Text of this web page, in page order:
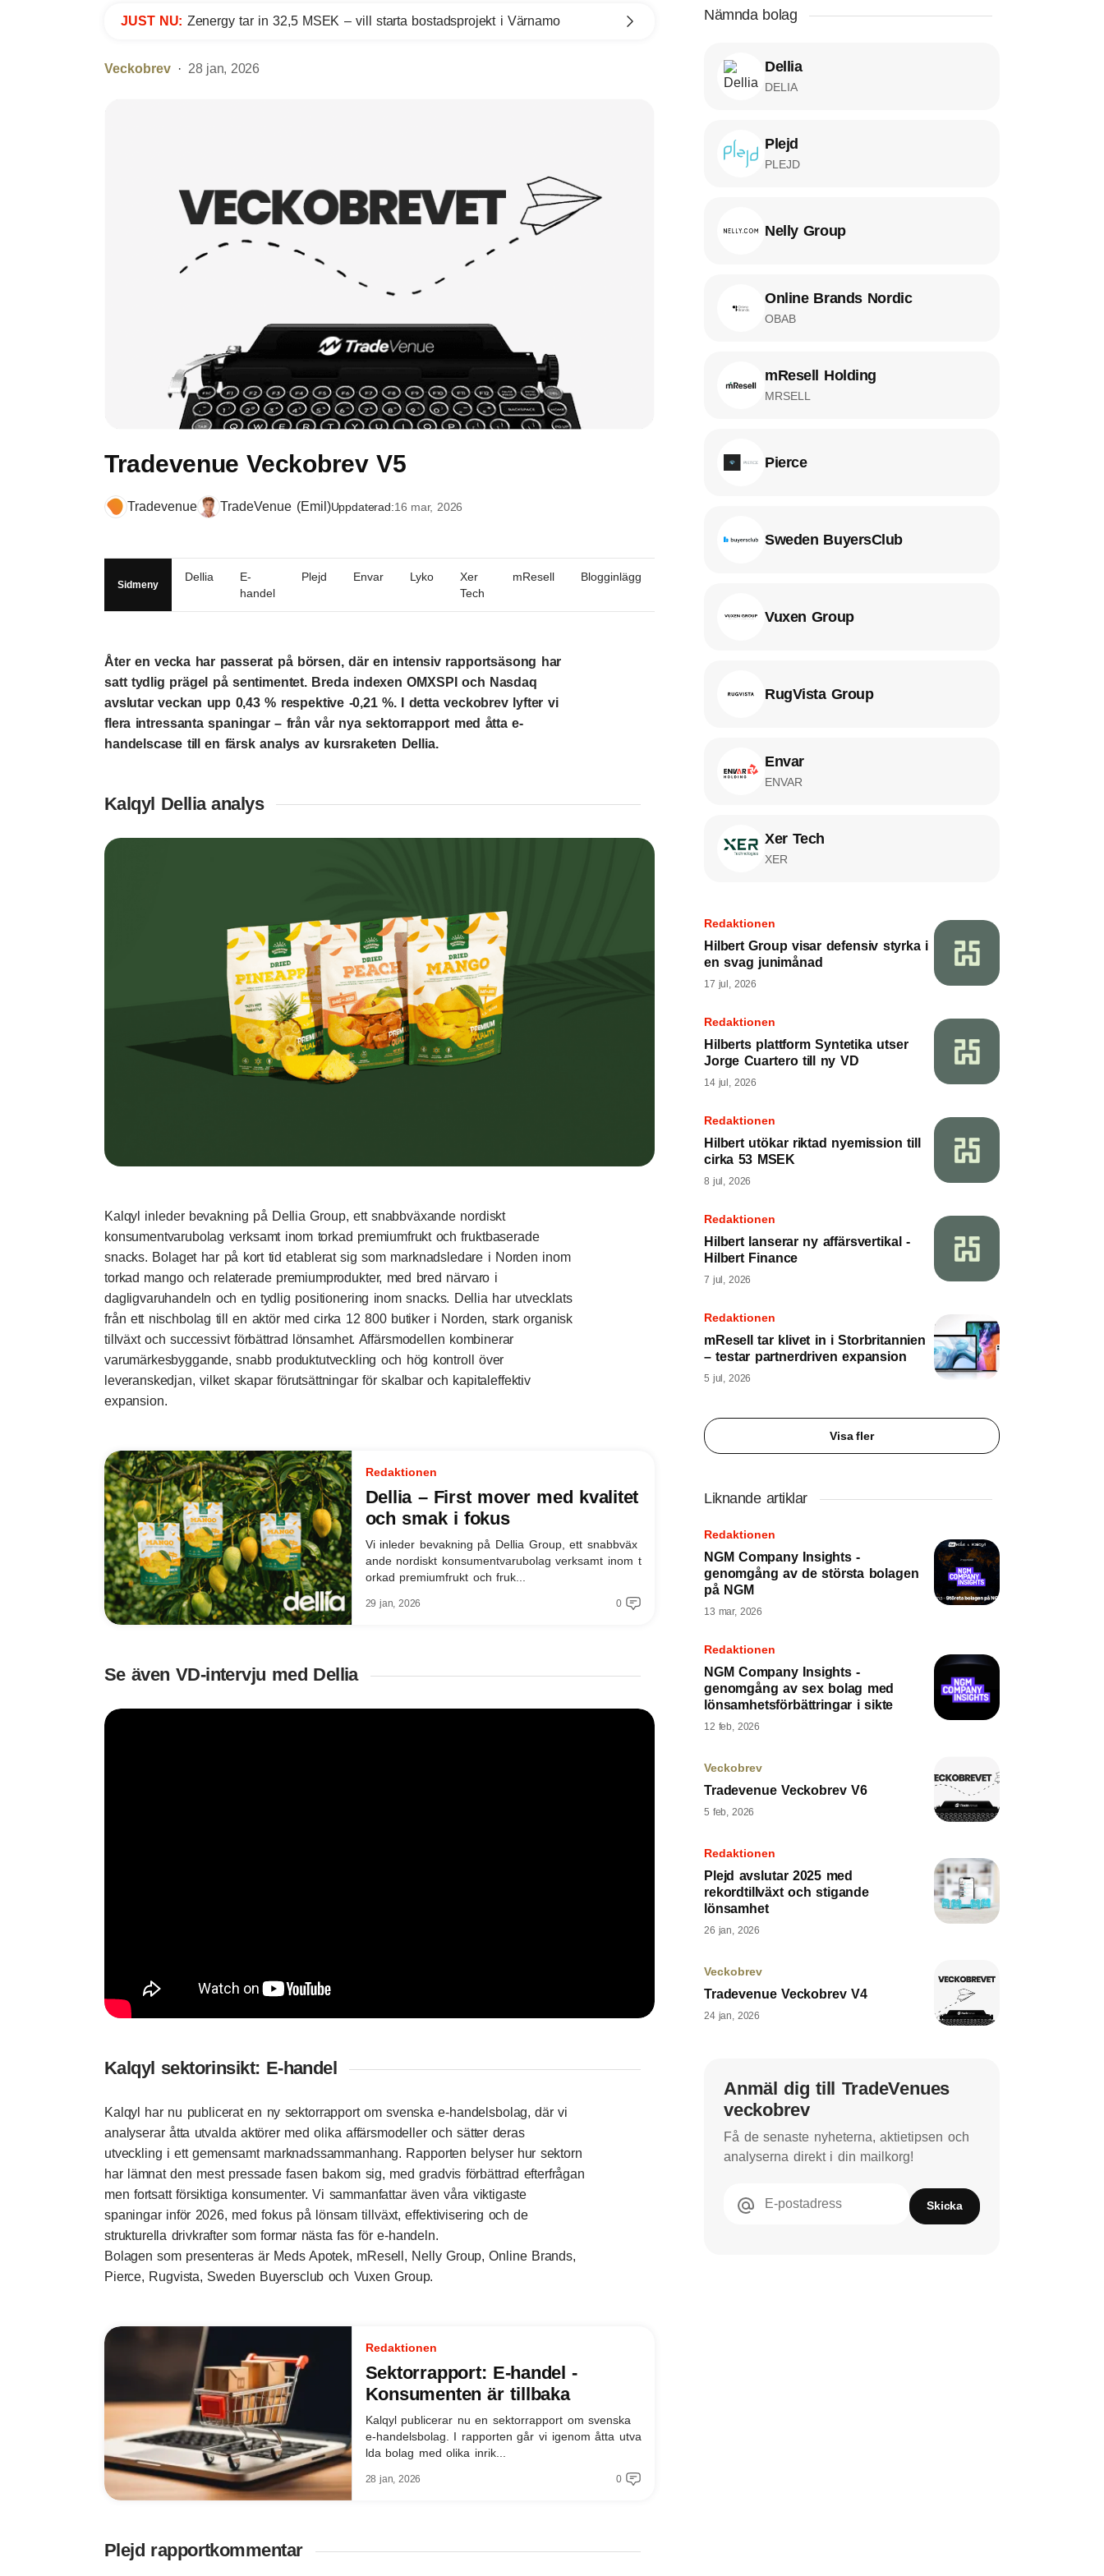
JUST NU: Zenergy tar in 32,5 MSEK – vill starta bostadsprojekt i Värnamo
Veckobrev 28 jan, 2026
Tradevenue Veckobrev V5
Tradevenue TradeVenue (Emil)Uppdaterad:16 mar, 2026
Sidmeny
Dellia
E-
handel
Plejd Envar Lyko
Xer
Tech
mResell Blogginlägg
Åter en vecka har passerat på börsen, där en intensiv rapportsäsong har
satt tydlig prägel på sentimentet. Breda indexen OMXSPI och Nasdaq
avslutar veckan upp 0,43 % respektive -0,21 %. I detta veckobrev lyfter vi
flera intressanta spaningar – från vår nya sektorrapport med åtta e-
handelscase till en färsk analys av kursraketen Dellia.
Kalqyl Dellia analys
Kalqyl inleder bevakning på Dellia Group, ett snabbväxande nordiskt
konsumentvarubolag verksamt inom torkad premiumfrukt och fruktbaserade
snacks. Bolaget har på kort tid etablerat sig som marknadsledare i Norden inom
torkad mango och relaterade premiumprodukter, med bred närvaro i
dagligvaruhandeln och en tydlig positionering inom snacks. Dellia har utvecklats
från ett nischbolag till en aktör med cirka 12 800 butiker i Norden, stark organisk
tillväxt och successivt förbättrad lönsamhet. Affärsmodellen kombinerar
varumärkesbyggande, snabb produktutveckling och hög kontroll över
leveranskedjan, vilket skapar förutsättningar för skalbar och kapitaleffektiv
expansion.
Redaktionen
Dellia – First mover med kvalitet
och smak i fokus
Vi inleder bevakning på Dellia Group, ett snabbväx
ande nordiskt konsumentvarubolag verksamt inom t
orkad premiumfrukt och fruk...
29 jan, 2026 0
Se även VD-intervju med Dellia
Kalqyl sektorinsikt: E-handel
Kalqyl har nu publicerat en ny sektorrapport om svenska e-handelsbolag, där vi
analyserar åtta utvalda aktörer med olika affärsmodeller och sätter deras
utveckling i ett gemensamt marknadssammanhang. Rapporten belyser hur sektorn
har lämnat den mest pressade fasen bakom sig, med gradvis förbättrad efterfrågan
men fortsatt försiktiga konsumenter. Vi sammanfattar även våra viktigaste
spaningar inför 2026, med fokus på lönsam tillväxt, effektivisering och de
strukturella drivkrafter som formar nästa fas för e-handeln.
Bolagen som presenteras är Meds Apotek, mResell, Nelly Group, Online Brands,
Pierce, Rugvista, Sweden Buyersclub och Vuxen Group.
Redaktionen
Sektorrapport: E-handel -
Konsumenten är tillbaka
Kalqyl publicerar nu en sektorrapport om svenska
e-handelsbolag. I rapporten går vi igenom åtta utva
lda bolag med olika inrik...
28 jan, 2026 0
Plejd rapportkommentar
Nämnda bolag
Dellia
DELIA
Plejd
PLEJD
Nelly Group
Online Brands Nordic
OBAB
mResell Holding
MRSELL
Pierce
Sweden BuyersClub
Vuxen Group
RugVista Group
Envar
ENVAR
Xer Tech
XER
Redaktionen
Hilbert Group visar defensiv styrka i
en svag junimånad
17 jul, 2026
Redaktionen
Hilberts plattform Syntetika utser
Jorge Cuartero till ny VD
14 jul, 2026
Redaktionen
Hilbert utökar riktad nyemission till
cirka 53 MSEK
8 jul, 2026
Redaktionen
Hilbert lanserar ny affärsvertikal -
Hilbert Finance
7 jul, 2026
Redaktionen
mResell tar klivet in i Storbritannien
– testar partnerdriven expansion
5 jul, 2026
Visa fler
Liknande artiklar
Redaktionen
NGM Company Insights -
genomgång av de största bolagen
på NGM
13 mar, 2026
Redaktionen
NGM Company Insights -
genomgång av sex bolag med
lönsamhetsförbättringar i sikte
12 feb, 2026
Veckobrev
Tradevenue Veckobrev V6
5 feb, 2026
Redaktionen
Plejd avslutar 2025 med
rekordtillväxt och stigande
lönsamhet
26 jan, 2026
Veckobrev
Tradevenue Veckobrev V4
24 jan, 2026
Anmäl dig till TradeVenues
veckobrev
Få de senaste nyheterna, aktietipsen och
analyserna direkt i din mailkorg!
E-postadress Skicka